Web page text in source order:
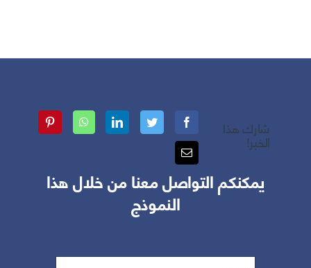
شارك هذا
الخبر!
يمكنكم التواصل معنا من خلال هذا
النموذج